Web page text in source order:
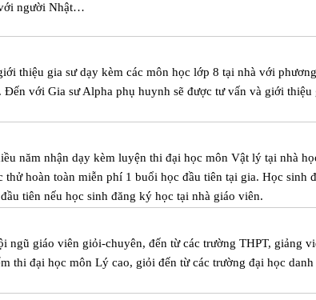
người Nhật…
thiệu gia sư dạy kèm các môn học lớp 8 tại nhà với phương
với Gia sư Alpha phụ huynh sẽ được tư vấn và giới thiệu
năm nhận dạy kèm luyện thi đại học môn Vật lý tại nhà
hoàn toàn miễn phí 1 buổi học đầu tiên tại gia. Học sinh
tiên nếu học sinh đăng ký học tại nhà giáo viên.
giáo viên giỏi-chuyên, đến từ các trường THPT, giảng
thi đại học môn Lý cao, giỏi đến từ các trường đại học danh